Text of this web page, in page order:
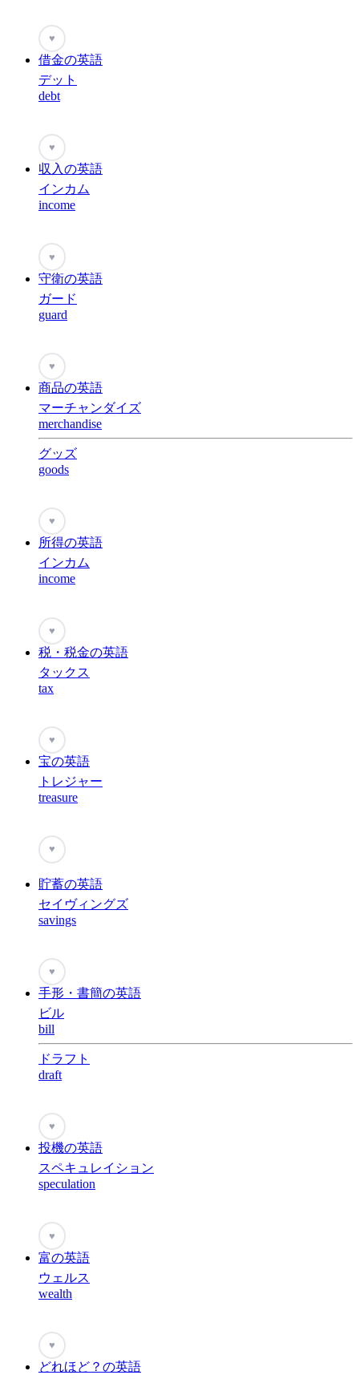
♥
借金の英語
デット
debt
♥
収入の英語
インカム
income
♥
守衛の英語
ガード
guard
♥
商品の英語
マーチャンダイズ
merchandise
グッズ
goods
♥
所得の英語
インカム
income
♥
税・税金の英語
タックス
tax
♥
宝の英語
トレジャー
treasure
♥
貯蓄の英語
セイヴィングズ
savings
♥
手形・書簡の英語
ビル
bill
ドラフト
draft
♥
投機の英語
スペキュレイション
speculation
♥
富の英語
ウェルス
wealth
♥
どれほど？の英語